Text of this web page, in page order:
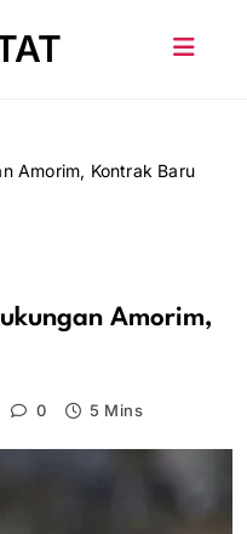
Amorim, Kontrak Baru
Amorim,
0 5 Mins